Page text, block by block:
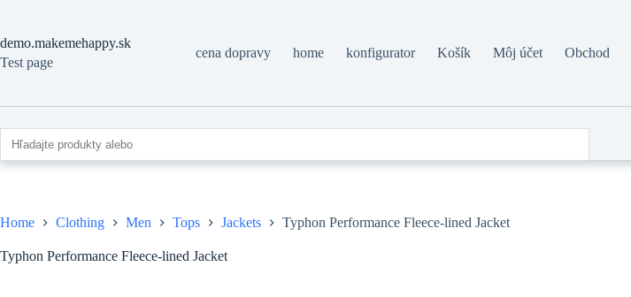
content
demo.makemehappy.sk
Test page
cena dopravy home konfigurator Košík Môj účet Obchod
Home Clothing Men Tops Jackets Typhon Performance Fleece-lined Jacket
Typhon Performance Fleece-lined Jacket